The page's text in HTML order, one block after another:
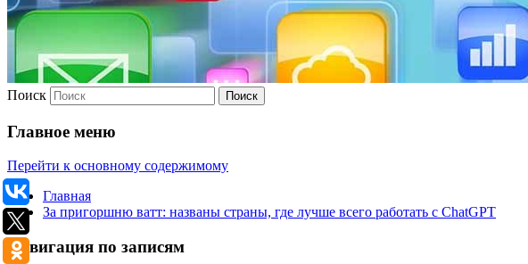
Поиск
Главное меню
Перейти к основному содержимому
Главная
За пригоршню ватт: названы страны, где лучше всего работать с ChatGPT
Навигация по записям